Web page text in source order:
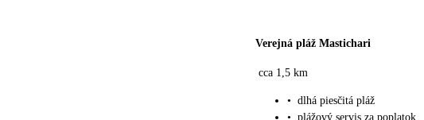
Verejná pláž Mastichari
cca 1,5 km
• dlhá piesčitá pláž
• plážový servis za poplatok